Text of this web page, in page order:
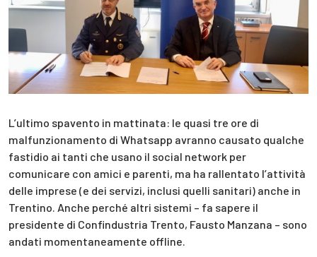
L’ultimo spavento in mattinata: le quasi tre ore di
malfunzionamento di Whatsapp avranno causato qualche
fastidio ai tanti che usano il social network per
comunicare con amici e parenti, ma ha rallentato l’attività
delle imprese (e dei servizi, inclusi quelli sanitari) anche in
Trentino. Anche perché altri sistemi – fa sapere il
presidente di Confindustria Trento, Fausto Manzana – sono
andati momentaneamente offline.